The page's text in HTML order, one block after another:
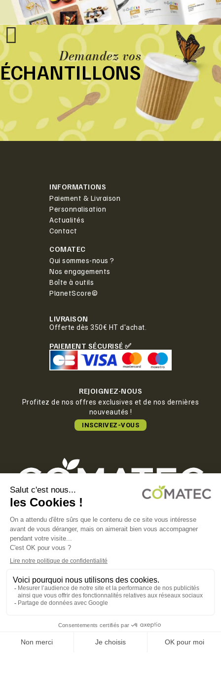
Demandez vos
ÉCHANTILLONS
INFORMATIONS
Paiement & Livraison
Personnalisation
Actualités
Contact
COMATEC
Qui sommes-nous ?
Nos engagements
Boîte à outils
PlanetScore©
LIVRAISON
Offerte dès 350€ HT d'achat.
PAIEMENT SÉCURISÉ ✅
REJOIGNEZ-NOUS
Profitez de nos offres exclusives et de nos dernières
nouveautés !
INSCRIVEZ-VOUS
COMATEC PACKAGING
Boulevard François-Xavier Fafeur
11000 Carcassonne, FRANCE
POLITIQUE DE CONFIDENTIALITÉ
POLITIQUE EN MATIÈRE DE COOKIES
CGV